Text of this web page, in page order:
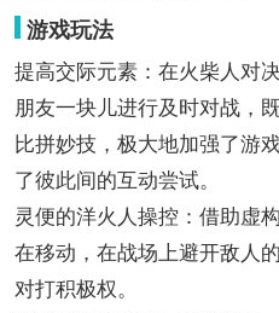
游戏玩法
提高交际元素：在火柴人对
朋友一块儿进行及时对战，
比拼妙技，极大地加强了游
了彼此间的互动尝试。
灵便的洋火人操控：借助虚
在移动，在战场上避开敌人
对打积极权。